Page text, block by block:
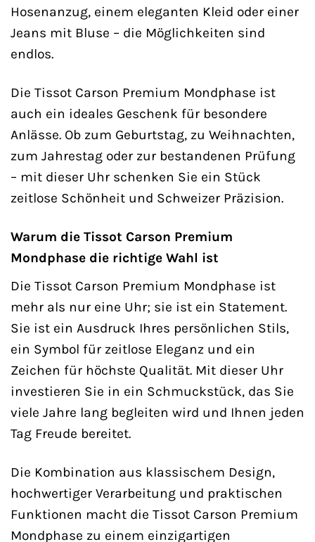
Hosenanzug, einem eleganten Kleid oder einer
Jeans mit Bluse – die Möglichkeiten sind
endlos.
Die Tissot Carson Premium Mondphase ist
auch ein ideales Geschenk für besondere
Anlässe. Ob zum Geburtstag, zu Weihnachten,
zum Jahrestag oder zur bestandenen Prüfung
– mit dieser Uhr schenken Sie ein Stück
zeitlose Schönheit und Schweizer Präzision.
Warum die Tissot Carson Premium
Mondphase die richtige Wahl ist
Die Tissot Carson Premium Mondphase ist
mehr als nur eine Uhr; sie ist ein Statement.
Sie ist ein Ausdruck Ihres persönlichen Stils,
ein Symbol für zeitlose Eleganz und ein
Zeichen für höchste Qualität. Mit dieser Uhr
investieren Sie in ein Schmuckstück, das Sie
viele Jahre lang begleiten wird und Ihnen jeden
Tag Freude bereitet.
Die Kombination aus klassischem Design,
hochwertiger Verarbeitung und praktischen
Funktionen macht die Tissot Carson Premium
Mondphase zu einem einzigartigen